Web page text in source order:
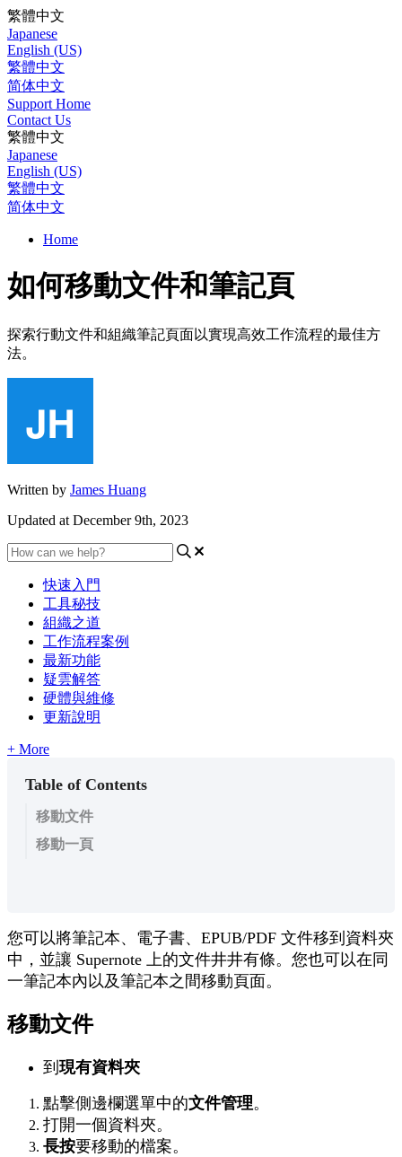
繁體中文
Japanese
English (US)
繁體中文
简体中文
Support Home
Contact Us
繁體中文
Japanese
English (US)
繁體中文
简体中文
Home
如何移動文件和筆記頁
探索行動文件和組織筆記頁面以實現高效工作流程的最佳方
法。
Written by James Huang
Updated at December 9th, 2023
快速入門
工具秘技
組織之道
工作流程案例
最新功能
疑雲解答
硬體與維修
更新說明
+ More
Table of Contents
移動文件
移動一頁
您可以將筆記本、 電子書、 EPUB/PDF 文件移到 資料夾
中 ， 並讓 Supernote 上的文件井井有條。 您也可以在 同
一筆記本內 以 及筆記本之 間移動頁面。
移動文件
到 現有資料夾
點擊側邊欄選單中的文件管理。
打開一個資料夾。
長按要移動的檔案。